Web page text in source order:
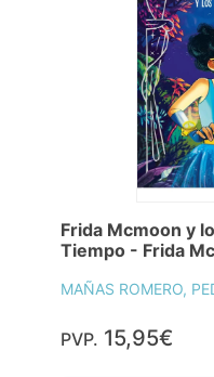
Frida Mcmoon y
Tiempo - Frida
MAÑAS ROMERO,
PVP. 15,95€